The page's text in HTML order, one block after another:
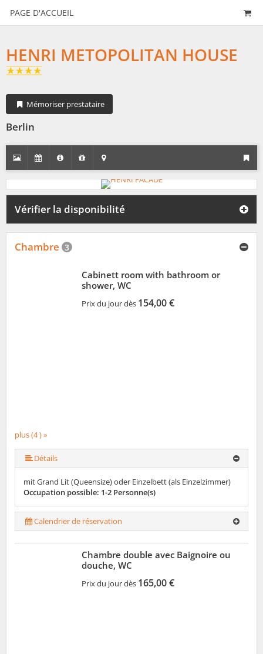
PAGE D'ACCUEIL
HENRI METOPOLITAN HOUSE
Mémoriser prestataire
Berlin
Vérifier la disponibilité
Chambre 3
plus (4 ) »
Cabinett room with bathroom or
shower, WC
Prix du jour dès 154,00 €
Détails
mit Grand Lit (Queensize) oder Einzelbett (als Einzelzimmer)
Occupation possible: 1-2 Personne(s)
Calendrier de réservation
Chambre double avec Baignoire ou
douche, WC
Prix du jour dès 165,00 €